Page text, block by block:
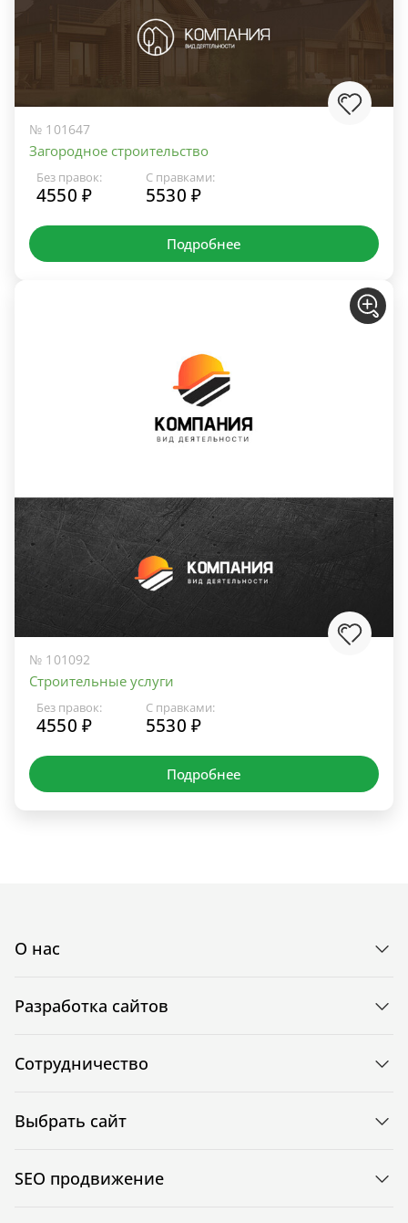
№ 101647
Загородное строительство
Без правок:
4550 ₽
С правками:
5530 ₽
Подробнее
№ 101092
Строительные услуги
Без правок:
4550 ₽
С правками:
5530 ₽
Подробнее
О нас
Разработка сайтов
Сотрудничество
Выбрать сайт
SEO продвижение